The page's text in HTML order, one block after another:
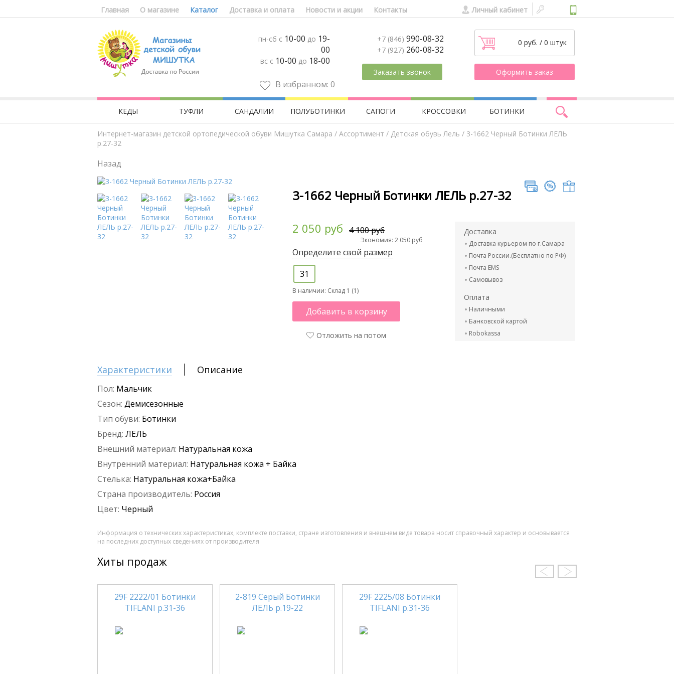
Главная О магазине Каталог Доставка и оплата Новости и акции Контакты Личный кабинет
пн-сб с 10-00 до 19-
00
вс с 10-00 до 18-00
В избранном: 0
+7 (846) 990-08-32
+7 (927) 260-08-32
Заказать звонок
0 руб. / 0 штук
Оформить заказ
КЕДЫ ТУФЛИ САНДАЛИИ ПОЛУБОТИНКИ САПОГИ КРОССОВКИ БОТИНКИ
Интернет-магазин детской ортопедической обуви Мишутка Самара / Aссортимент / Детская обувь Лель / 3-1662 Черный Ботинки ЛЕЛЬ
р.27-32
Назад
3-1662 Черный Ботинки ЛЕЛЬ р.27-32
2 050 руб 4 100 руб
Экономия: 2 050 руб
Определите свой размер
31
В наличии: Склад 1 (1)
Добавить в корзину
Отложить на потом
Доставка
Доставка курьером по г.Самара
Почта России.(Бесплатно по РФ)
Почта EMS
Самовывоз
Оплата
Наличными
Банковской картой
Robokassa
Характеристики Описание
Пол: Мальчик
Сезон: Демисезонные
Тип обуви: Ботинки
Бренд: ЛЕЛЬ
Внешний материал: Натуральная кожа
Внутренний материал: Натуральная кожа + Байка
Стелька: Натуральная кожа+Байка
Страна производитель: Россия
Цвет: Черный
Информация о технических характеристиках, комплекте поставки, стране изготовления и внешнем виде товара носит справочный характер и основывается
на последних доступных сведениях от производителя
Хиты продаж
29F 2222/01 Ботинки
TIFLANI р.31-36
2-819 Серый Ботинки
ЛЕЛЬ р.19-22
29F 2225/08 Ботинки
TIFLANI р.31-36